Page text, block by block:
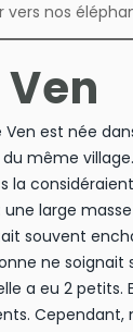
vers nos
Ven est née
même
la
une large
souvent
ne soignait
a eu 2 petits.
Cependant,